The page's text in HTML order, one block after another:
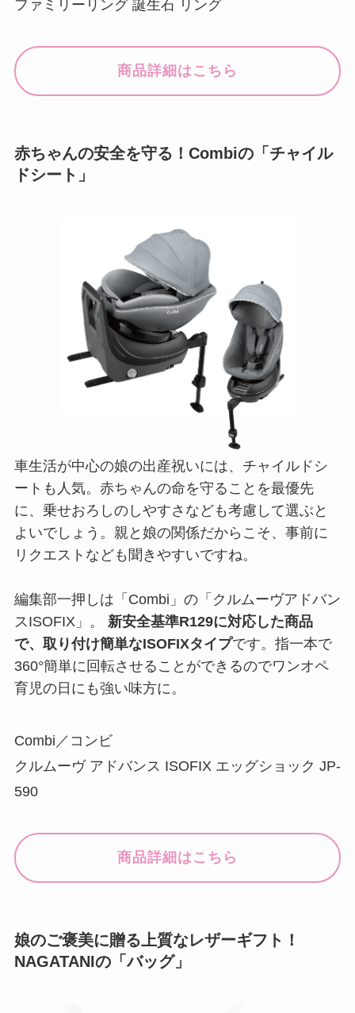
ファミリーリング 誕生石 リング
商品詳細はこちら
赤ちゃんの安全を守る！Combiの「チャイル
ドシート」
車生活が中心の娘の出産祝いには、チャイルドシ
ートも人気。赤ちゃんの命を守ることを最優先
に、乗せおろしのしやすさなども考慮して選ぶと
よいでしょう。親と娘の関係だからこそ、事前に
リクエストなども聞きやすいですね。
編集部一押しは「Combi」の「クルムーヴアドバン
スISOFIX」。
新安全基準R129に対応した商品
で、取り付け簡単なISOFIXタイプです。指一本で
360°簡単に回転させることができるのでワンオペ
育児の日にも強い味方に。
Combi／コンビ
クルムーヴ アドバンス ISOFIX エッグショック JP-
590
商品詳細はこちら
娘のご褒美に贈る上質なレザーギフト！
NAGATANIの「バッグ」